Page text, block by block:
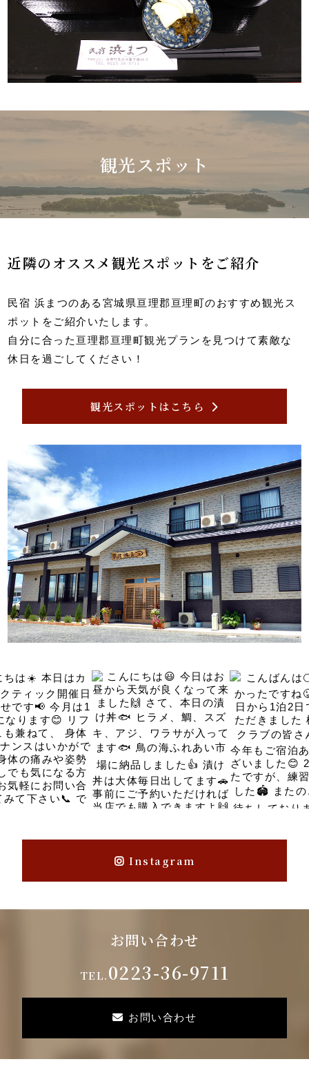
観光スポット
近隣のオススメ観光スポットをご紹介
民宿 浜まつのある宮城県亘理郡亘理町のおすすめ観光ス
ポットをご紹介いたします。
自分に合った亘理郡亘理町観光プランを見つけて素敵な
休日を過ごしてください！
観光スポットはこちら
Instagram
お問い合わせ
TEL.0223-36-9711
お問い合わせ